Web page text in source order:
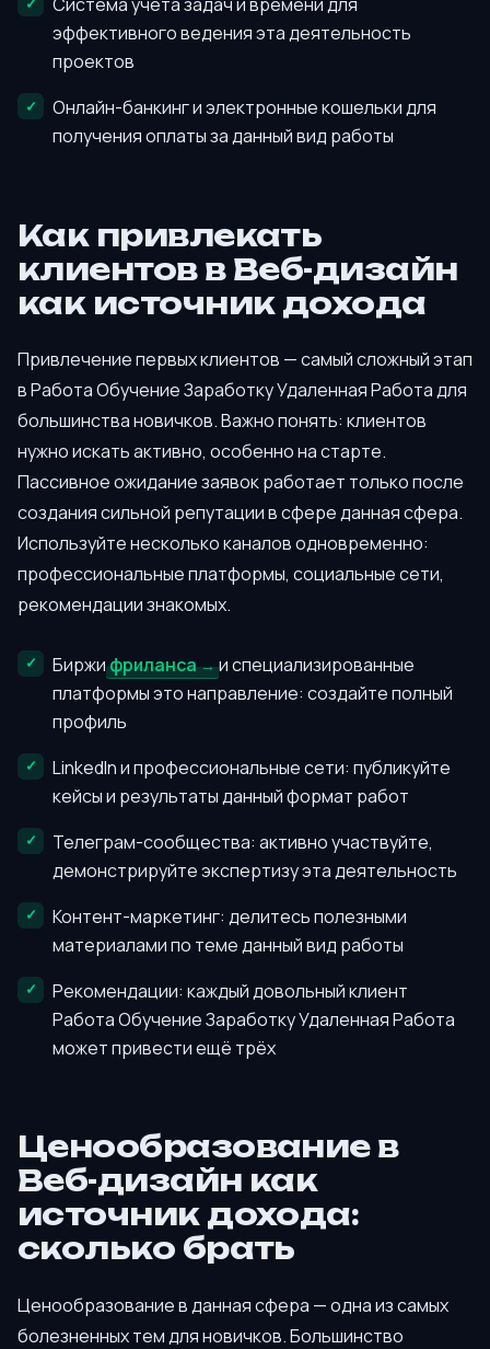
эффективного ведения эта деятельность
проектов
Онлайн-банкинг и электронные кошельки для
получения оплаты за данный вид работы
Как привлекать
клиентов в Веб-дизайн
как источник дохода
Привлечение первых клиентов — самый сложный этап
в Работа Обучение Заработку Удаленная Работа для
большинства новичков. Важно понять: клиентов
нужно искать активно, особенно на старте.
Пассивное ожидание заявок работает только после
создания сильной репутации в сфере данная сфера.
Используйте несколько каналов одновременно:
профессиональные платформы, социальные сети,
рекомендации знакомых.
Биржифриланса
и специализированные
платформы это направление: создайте полный
профиль
LinkedIn и профессиональные сети: публикуйте
кейсы и результаты данный формат работ
Телеграм-сообщества: активно участвуйте,
демонстрируйте экспертизу эта деятельность
Контент-маркетинг: делитесь полезными
материалами по теме данный вид работы
Рекомендации: каждый довольный клиент
Работа Обучение Заработку Удаленная Работа
может привести ещё трёх
Ценообразование в
Веб-дизайн как
источник дохода:
сколько брать
Ценообразование в данная сфера — одна из самых
болезненных тем для новичков. Большинство